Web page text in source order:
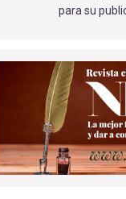
MAYORES ACTIVOS Y
CUIDADOS DE
QUIRÚRGICOS:
FECALOIDEA.
Chávez Barroso C.
- 02/
para su